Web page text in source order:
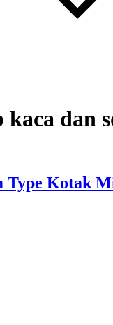
kaca dan
Type Kotak